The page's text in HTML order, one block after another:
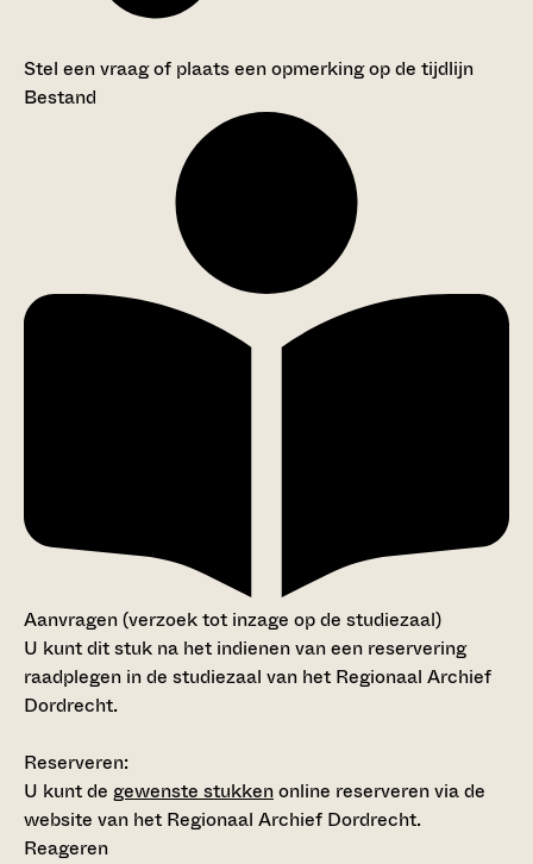
Stel een vraag of plaats een opmerking op de tijdlijn
Bestand
Aanvragen (verzoek tot inzage op de studiezaal)
U kunt dit stuk na het indienen van een reservering
raadplegen in de studiezaal van het Regionaal Archief
Dordrecht.
Reserveren:
U kunt de gewenste stukkenonline reserveren via de
website van het Regionaal Archief Dordrecht.
Reageren